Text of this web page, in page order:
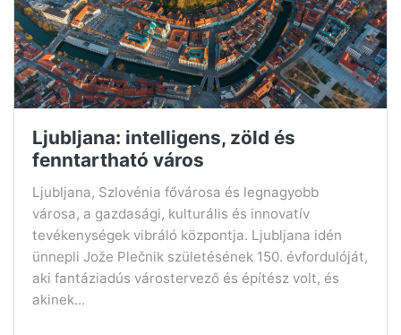
Ljubljana: intelligens, zöld és
fenntartható város
Ljubljana, Szlovénia fővárosa és legnagyobb
városa, a gazdasági, kulturális és innovatív
tevékenységek vibráló központja. Ljubljana idén
ünnepli Jože Plečnik születésének 150. évfordulóját,
aki fantáziadús várostervező és építész volt, és
akinek...